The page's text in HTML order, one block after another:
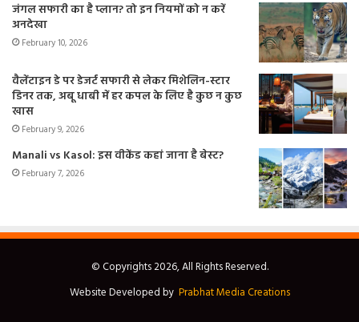
जंगल सफारी का है प्लान? तो इन नियमों को न करें
अनदेखा
February 10, 2026
वैलेंटाइन डे पर डेजर्ट सफारी से लेकर मिशेलिन-स्टार
डिनर तक, अबू धाबी में हर कपल के लिए है कुछ न कुछ
खास
February 9, 2026
Manali vs Kasol: इस वीकेंड कहां जाना है बेस्ट?
February 7, 2026
© Copyrights 2026, All Rights Reserved.
Website Developed by Prabhat Media Creations